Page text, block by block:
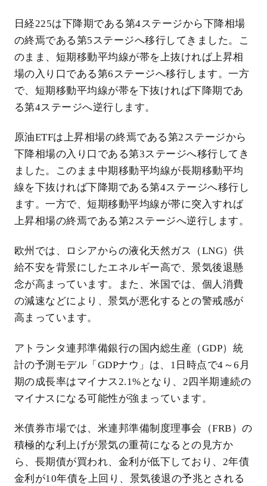
日経225は下降期である第4ステージから下降相場
の終焉である第5ステージへ移行してきました。こ
のまま、短期移動平均線が帯を上抜ければ上昇相
場の入り口である第6ステージへ移行します。一方
で、短期移動平均線が帯を下抜ければ下降期であ
る第4ステージへ逆行します。
原油ETFは上昇相場の終焉である第2ステージから
下降相場の入り口である第3ステージへ移行してき
ました。このまま中期移動平均線が長期移動平均
線を下抜ければ下降期である第4ステージへ移行し
ます。一方で、短期移動平均線が帯に突入すれば
上昇相場の終焉である第2ステージへ逆行します。
欧州では、ロシアからの液化天然ガス（LNG）供
給不安を背景にしたエネルギー高で、景気後退懸
念が高まっています。また、米国では、個人消費
の減速などにより、景気が悪化するとの警戒感が
高まっています。
アトランタ連邦準備銀行の国内総生産（GDP）統
計の予測モデル「GDPナウ」は、1日時点で4～6月
期の成長率はマイナス2.1%となり、2四半期連続の
マイナスになる可能性が強まっています。
米債券市場では、米連邦準備制度理事会（FRB）の
積極的な利上げが景気の重荷になるとの見方か
ら、長期債が買われ、金利が低下しており、2年債
金利が10年債を上回り、景気後退の予兆とされる